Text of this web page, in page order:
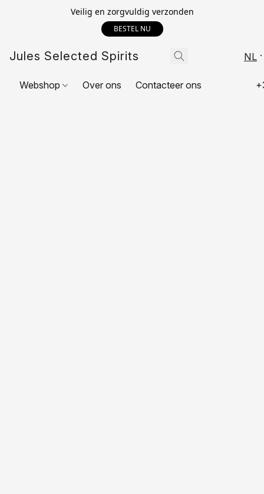
Veilig en zorgvuldig verzonden
BESTEL NU
Jules Selected Spirits NL
Webshop Over ons Contacteer ons